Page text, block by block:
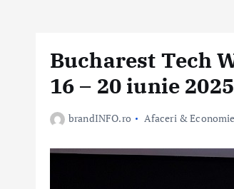
Bucharest Tech
16 – 20 iunie
brandINFO.ro Afaceri & Economie